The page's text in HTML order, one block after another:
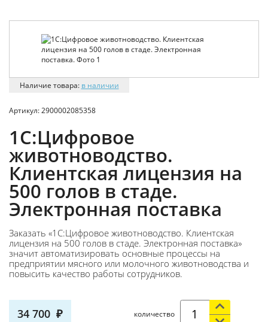
Наличие товара: в наличии
Артикул:2900002085358
1С:Цифровое
животноводство.
Клиентская лицензия на
500 голов в стаде.
Электронная поставка
Заказать «1С:Цифровое животноводство. Клиентская
лицензия на 500 голов в стаде. Электронная поставка»
значит автоматизировать основные процессы на
предприятии мясного или молочного животноводства и
повысить качество работы сотрудников.
34 700 количество